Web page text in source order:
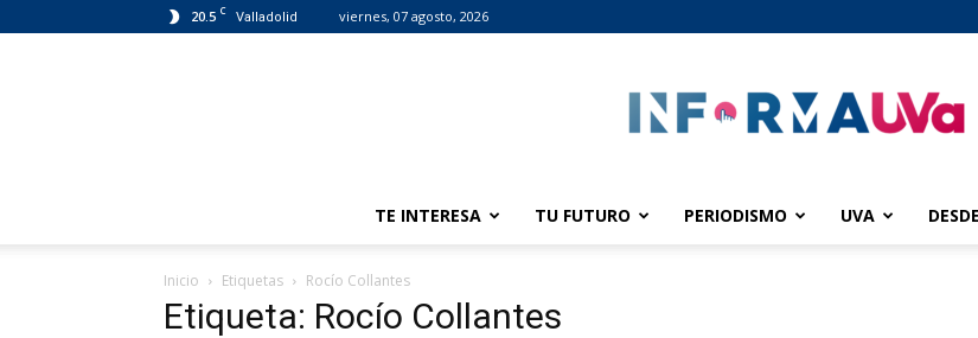
20.5 C Valladolid viernes, 07 agosto, 2026
informaUVA
TE INTERESA TU FUTURO PERIODISMO UVA
Inicio Etiquetas Rocío Collantes
Etiqueta: Rocío Collantes